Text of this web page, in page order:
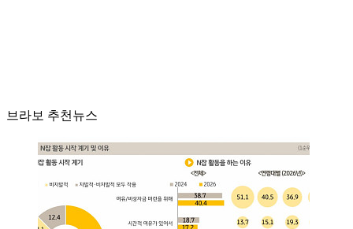
브라보 추천뉴스